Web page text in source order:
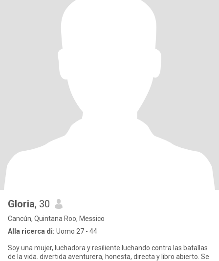
Gloria, 30
Cancún, Quintana Roo, Messico
Alla ricerca di: Uomo 27 - 44
Soy una mujer, luchadora y resiliente luchando contra las batallas
de la vida. divertida aventurera, honesta, directa y libro abierto. Se